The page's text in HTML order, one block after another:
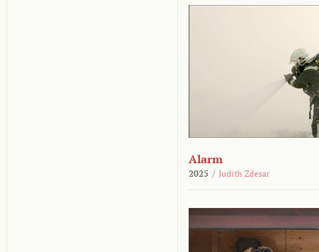
Alarm
2025 / Judith Zdesar